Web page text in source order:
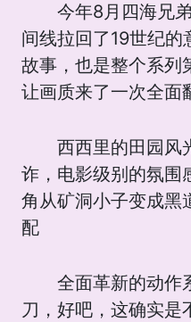
今年8月四海兄
间线拉回了19世纪
故事，也是整个系列
让画质来了一次全面
西西里的田园风
诈，电影级别的氛围
角从矿洞小子变成黑
配
全面革新的动作
刀，好吧，这确实是